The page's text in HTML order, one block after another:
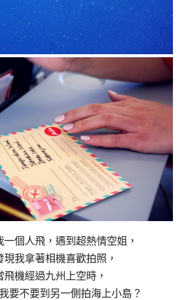
一個人飛，遇到超熱情空姐，
現我拿著相機喜歡拍照，
飛機經過九州上空時，
要不要到另一側拍海上小島？